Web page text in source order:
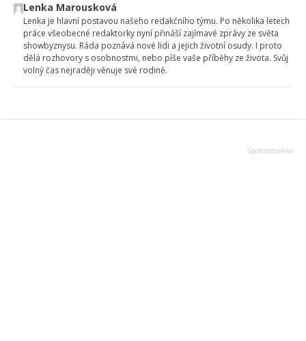
Lenka Marousková
Lenka je hlavní postavou našeho redakčního týmu. Po několika letech
práce všeobecné redaktorky nyní přináší zajímavé zprávy ze světa
showbyznysu. Ráda poznává nové lidi a jejich životní osudy. I proto
dělá rozhovory s osobnostmi, nebo píše vaše příběhy ze života. Svůj
volný čas nejraději věnuje své rodině.